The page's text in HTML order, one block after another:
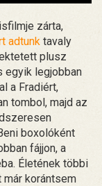
zárta,
adtunk tavaly
plusz
egyik legjobban
a Fradiért,
tombol, majd az
boxolóként
fájjon, a
Életének többi
korántsem